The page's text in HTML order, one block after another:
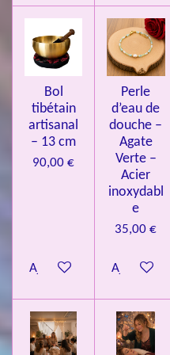
l
Bol
tibétain
artisanal
– 13 cm
90,00 €
Ajouter au panier
Perle
d’eau de
douche –
Agate
Verte –
Acier
inoxydabl
e
35,00 €
Ajouter au